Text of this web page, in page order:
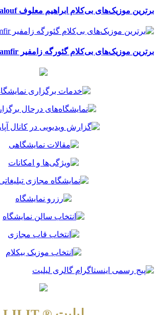
برترین موزیک‌های بی‌کلام ابراهیم معلوف Ibrahim Maalouf
برترین موزیک‌های بی‌کلام گئورگه زامفیر Gheorghe Zamfir